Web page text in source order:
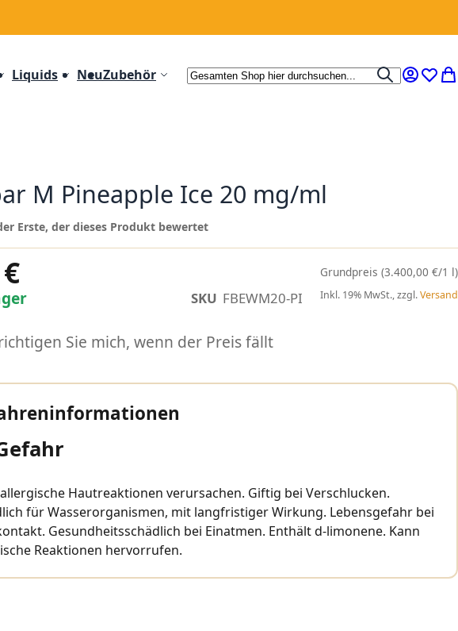
Liquids NeuZubehör Suche
Suche
Mein
M Pineapple Ice 20 mg/ml
SKU FBEWM20-PI
Erste, der dieses Produkt bewertet
(3.400,00 €/1 l)
Inkl. 19% MwSt., zzgl.Versand
Sie mich, wenn der Preis fällt
Hautreaktionen verursachen. Giftig bei Verschlucken.
für Wasserorganismen, mit langfristiger Wirkung. Lebensgefahr bei
Gesundheitsschädlich bei Einatmen. Enthält d-limonene. Kann
Reaktionen hervorrufen.